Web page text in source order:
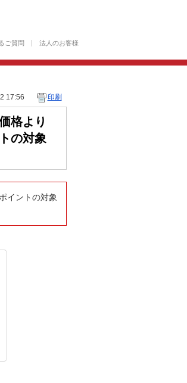
ご質問 法人のお客様
17:56 印刷
格より
の対象
イントの対象